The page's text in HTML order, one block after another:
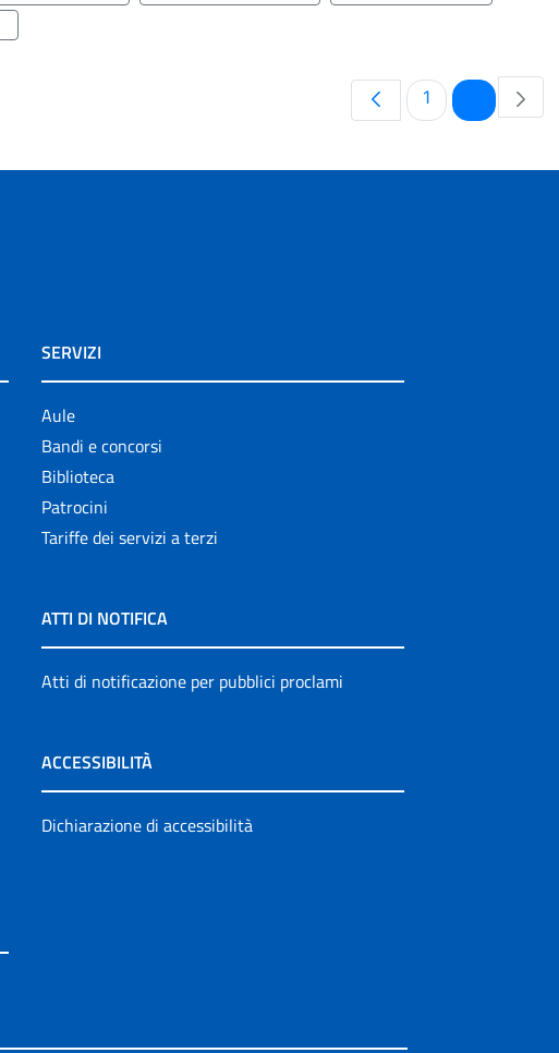
Pagina
1 Pagina
SERVIZI
Aule
Bandi e concorsi
Biblioteca
Patrocini
Tariffe dei servizi a terzi
ATTI DI NOTIFICA
Atti di notificazione per pubblici proclami
ACCESSIBILITÀ
Dichiarazione di accessibilità